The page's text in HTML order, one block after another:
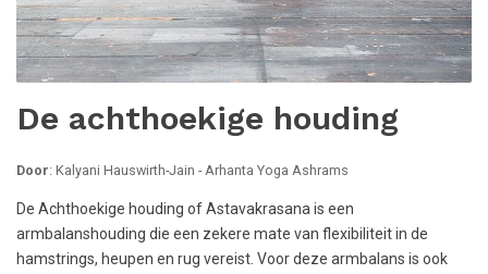
De achthoekige houding
Door: Kalyani Hauswirth-Jain - Arhanta Yoga Ashrams
De Achthoekige houding of Astavakrasana is een
armbalanshouding die een zekere mate van flexibiliteit in de
hamstrings, heupen en rug vereist. Voor deze armbalans is ook